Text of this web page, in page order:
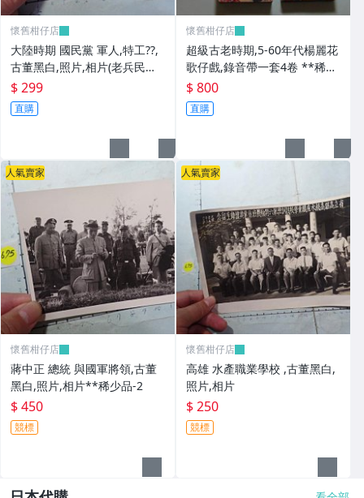
懷舊柑仔店
大陸時期 國民黨 軍人,特工??,
古董黑白,照片,相片(老兵民國3
8年從大陸帶來台灣的) **稀少
品6
$ 299
直購
懷舊柑仔店
超級古老時期,5-60年代楊麗花
歌仔戲,錄音帶一套4卷 **稀少
品
$ 800
直購
人氣賣家
懷舊柑仔店
蔣中正 總統 與國軍將領,古董
黑白,照片,相片**稀少品-2
$ 450
競標
人氣賣家
懷舊柑仔店
高雄 水產職業學校 ,古董黑白,
照片,相片
$ 250
競標